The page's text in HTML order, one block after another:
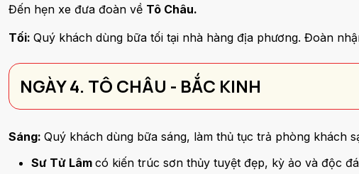
Đến hẹn xe đưa đoàn về Tô Châu.
Tối: Quý khách dùng bữa tối tại nhà hàng địa phương. Đoàn
NGÀY 4. TÔ CHÂU - BẮC KINH
Sáng: Quý khách dùng bữa sáng, làm thủ tục trả phòng khách
Sư Tử Lâm có kiến trúc sơn thủy tuyệt đẹp, kỳ ảo và độc